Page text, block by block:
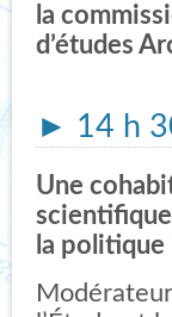
la
d’études
► 14 h
Une
la politique
Modérateur